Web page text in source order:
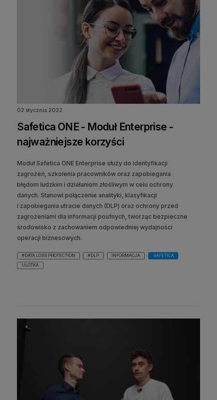
02 stycznia 2022
Safetica ONE - Moduł Enterprise -
najważniejsze korzyści
Moduł Safetica ONE Enterprise służy do identyfikacji
zagrożeń, szkolenia pracowników oraz zapobiegania
błędom ludzkim i działaniom złośliwym w celu ochrony
danych. Stanowi połączenie analityki, klasyfikacji
i zapobiegania utracie danych (DLP) oraz ochrony przed
zagrożeniami dla informacji poufnych, tworząc bezpieczne
środowisko z zachowaniem odpowiedniej wydajności
operacji biznesowych.
#DATA LOSS PROTECTION #DLP INFORMACJA
SAFETICA
ULOTKA